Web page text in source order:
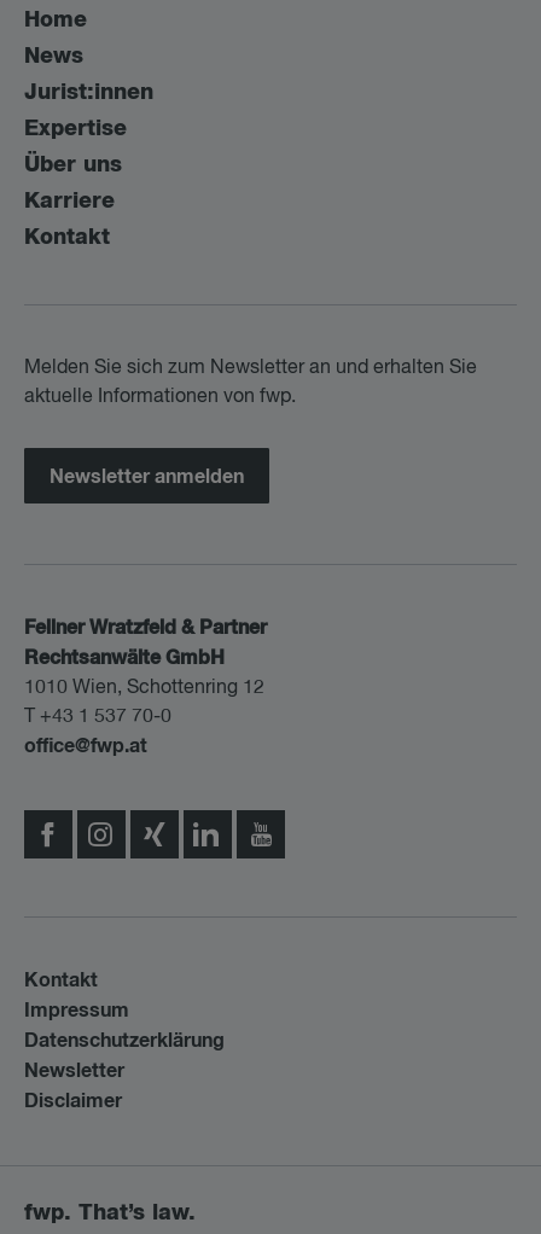
Home
News
Jurist:innen
Expertise
Über uns
Karriere
Kontakt
Melden Sie sich zum Newsletter an und erhalten Sie
aktuelle Informationen von fwp.
Newsletter anmelden
Fellner Wratzfeld & Partner
Rechtsanwälte GmbH
1010 Wien, Schottenring 12
T +43 1 537 70-0
office@fwp.at
Kontakt
Impressum
Datenschutzerklärung
Newsletter
Disclaimer
fwp. That’s law.